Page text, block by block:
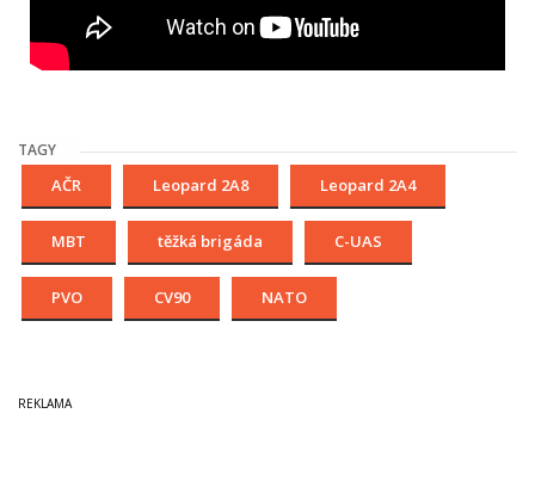
TAGY
AČR Leopard 2A8 Leopard 2A4
MBT těžká brigáda C-UAS
PVO CV90 NATO